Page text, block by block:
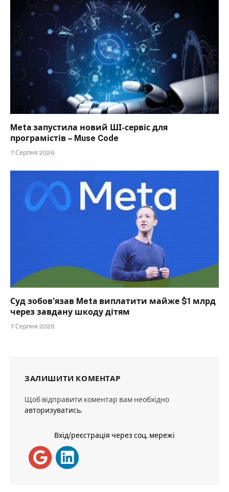
Meta запустила новий ШІ-сервіс для
програмістів – Muse Code
7 Серпня 2026
Суд зобов’язав Meta виплатити майже $1 млрд
через завдану шкоду дітям
7 Серпня 2026
ЗАЛИШИТИ КОМЕНТАР
Щоб відправити коментар вам необхідно
авторизуватись.
Вхід/реєстрація через соц. мережі